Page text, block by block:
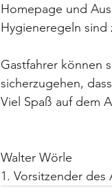
Homepage und
Hygieneregeln sind
Gastfahrer können
sicherzugehen,
Viel Spaß auf dem
Walter Wörle
1. Vorsitzender des